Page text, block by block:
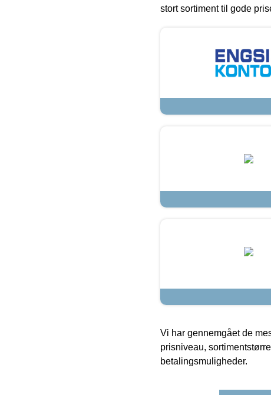
stort sortiment til gode
Vi har gennemgået de
prisniveau,
betalingsmuligheder.